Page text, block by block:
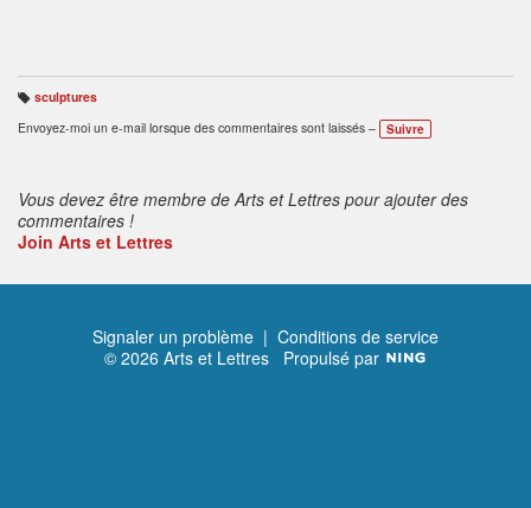
B
ali
s
sculptures
Envoyez-moi un e-mail lorsque des commentaires sont laissés –
Suivre
Vous devez être membre de Arts et Lettres pour ajouter des
commentaires !
Join Arts et Lettres
Signaler un problème | Conditions de service
© 2026 Arts et Lettres Propulsé par